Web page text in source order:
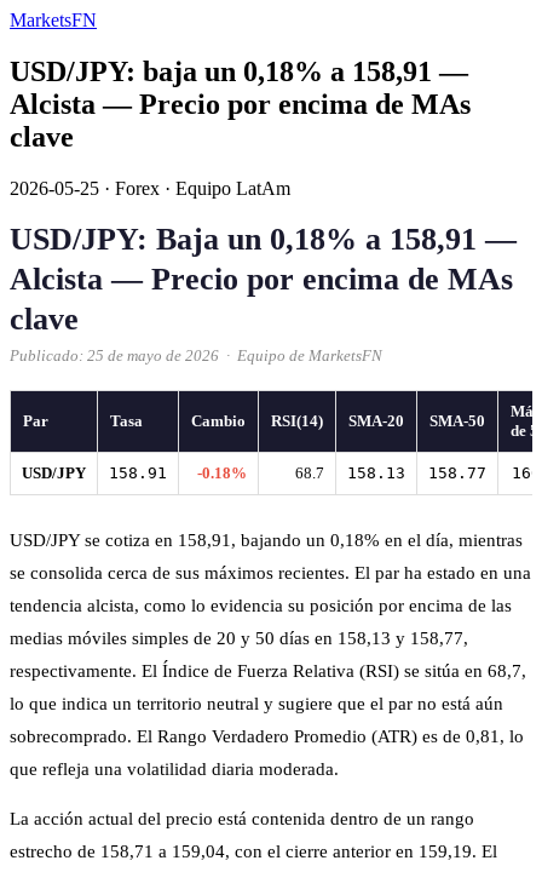
MarketsFN
USD/JPY: baja un 0,18% a 158,91 —
Alcista — Precio por encima de MAs
clave
2026-05-25 · Forex · Equipo LatAm
USD/JPY: Baja un 0,18% a 158,91 —
Alcista — Precio por encima de MAs
clave
Publicado: 25 de mayo de 2026 · Equipo de MarketsFN
Par Tasa Cambio RSI(14) SMA-20 SMA-50
de
USD/JPY 158.91 -0.18% 68.7 158.13 158.77
USD/JPY se cotiza en 158,91, bajando un 0,18% en el día, mientras
se consolida cerca de sus máximos recientes. El par ha estado en una
tendencia alcista, como lo evidencia su posición por encima de las
medias móviles simples de 20 y 50 días en 158,13 y 158,77,
respectivamente. El Índice de Fuerza Relativa (RSI) se sitúa en 68,7,
lo que indica un territorio neutral y sugiere que el par no está aún
sobrecomprado. El Rango Verdadero Promedio (ATR) es de 0,81, lo
que refleja una volatilidad diaria moderada.
La acción actual del precio está contenida dentro de un rango
estrecho de 158,71 a 159,04, con el cierre anterior en 159,19. El